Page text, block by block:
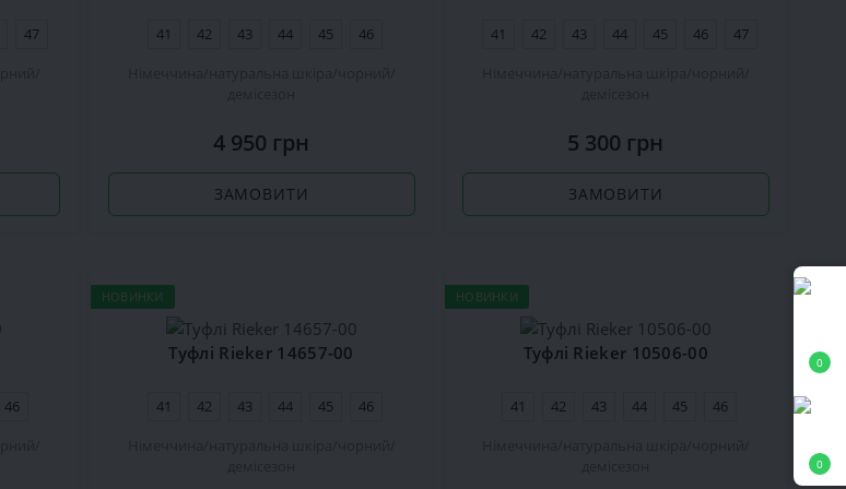
0
0
47
41 42 43 44 45
46
4 950 грн
ЗАМОВИТИ
41 42 43 44 45 46
47
5 300 грн
ЗАМОВИТИ
46
НОВИНКИ
Туфлі Rieker 14657-00
41 42 43 44 45
46
НОВИНКИ
Туфлі Rieker 10506-00
41 42 43 44 45
46